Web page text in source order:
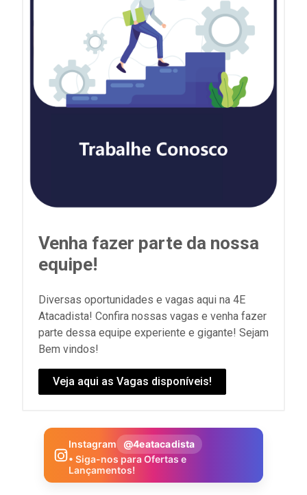
Venha fazer parte da nossa
equipe!
Diversas oportunidades e vagas aqui na 4E
Atacadista! Confira nossas vagas e venha fazer
parte dessa equipe experiente e gigante! Sejam
Bem vindos!
Veja aqui as Vagas disponíveis!
Instagram
@4eatacadista
• Siga-nos para Ofertas e
Lançamentos!